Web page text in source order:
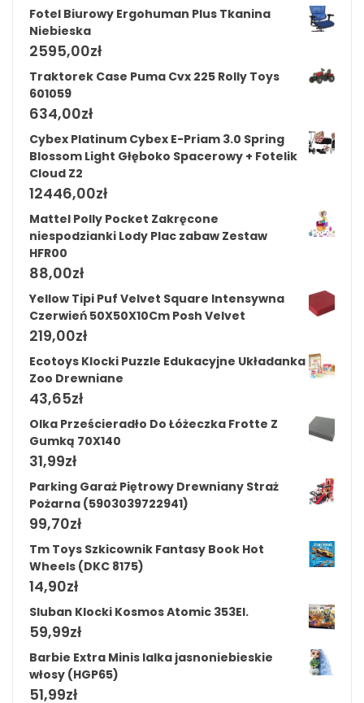
Fotel Biurowy Ergohuman Plus Tkanina
Niebieska
2595,00zł
Traktorek Case Puma Cvx 225 Rolly Toys
601059
634,00zł
Cybex Platinum Cybex E-Priam 3.0 Spring
Blossom Light Głęboko Spacerowy + Fotelik
Cloud Z2
12446,00zł
Mattel Polly Pocket Zakręcone
niespodzianki Lody Plac zabaw Zestaw
HFR00
88,00zł
Yellow Tipi Puf Velvet Square Intensywna
Czerwień 50X50X10Cm Posh Velvet
219,00zł
Ecotoys Klocki Puzzle Edukacyjne Układanka
Zoo Drewniane
43,65zł
Olka Prześcieradło Do Łóżeczka Frotte Z
Gumką 70X140
31,99zł
Parking Garaż Piętrowy Drewniany Straż
Pożarna (5903039722941)
99,70zł
Tm Toys Szkicownik Fantasy Book Hot
Wheels (DKC 8175)
14,90zł
Sluban Klocki Kosmos Atomic 353El.
59,99zł
Barbie Extra Minis lalka jasnoniebieskie
włosy (HGP65)
51,99zł